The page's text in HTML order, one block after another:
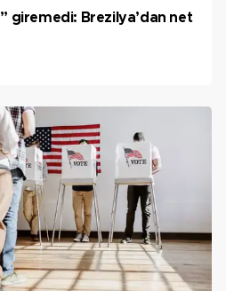
giremedi: Brezilya’dan net